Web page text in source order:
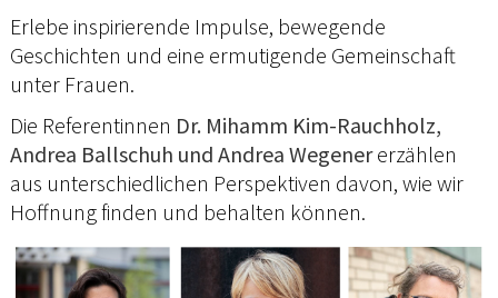
Erlebe inspirierende Impulse, bewegende
Geschichten und eine ermutigende Gemeinschaft
unter Frauen.
Die Referentinnen Dr. Mihamm Kim-Rauchholz,
Andrea Ballschuh und Andrea Wegenererzählen
aus unterschiedlichen Perspektiven davon, wie wir
Hoffnung finden und behalten können.